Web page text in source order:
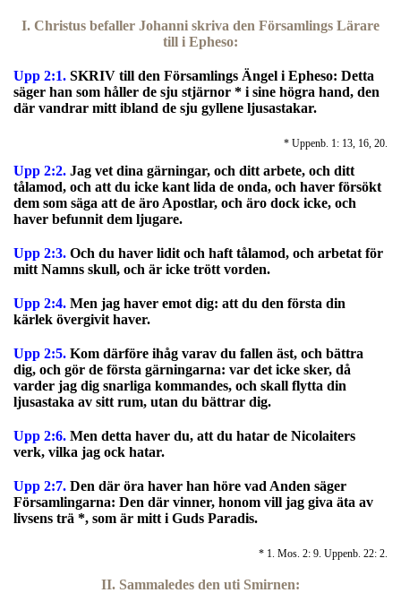
I. Christus befaller Johanni skriva den Församlings Lärare
till i Epheso:
Upp 2:1. SKRIV till den Församlings Ängel i Epheso: Detta
säger han som håller de sju stjärnor * i sine högra hand, den
där vandrar mitt ibland de sju gyllene ljusastakar.
* Uppenb. 1: 13, 16, 20.
Upp 2:2. Jag vet dina gärningar, och ditt arbete, och ditt
tålamod, och att du icke kant lida de onda, och haver försökt
dem som säga att de äro Apostlar, och äro dock icke, och
haver befunnit dem ljugare.
Upp 2:3. Och du haver lidit och haft tålamod, och arbetat för
mitt Namns skull, och är icke trött vorden.
Upp 2:4. Men jag haver emot dig: att du den första din
kärlek övergivit haver.
Upp 2:5. Kom därföre ihåg varav du fallen äst, och bättra
dig, och gör de första gärningarna: var det icke sker, då
varder jag dig snarliga kommandes, och skall flytta din
ljusastaka av sitt rum, utan du bättrar dig.
Upp 2:6. Men detta haver du, att du hatar de Nicolaiters
verk, vilka jag ock hatar.
Upp 2:7. Den där öra haver han höre vad Anden säger
Församlingarna: Den där vinner, honom vill jag giva äta av
livsens trä *, som är mitt i Guds Paradis.
* 1. Mos. 2: 9. Uppenb. 22: 2.
II. Sammaledes den uti Smirnen: